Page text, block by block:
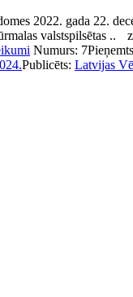
2022. gada 22.
valstspilsētas ..
Numurs: 7
Publicēts: Latvijas